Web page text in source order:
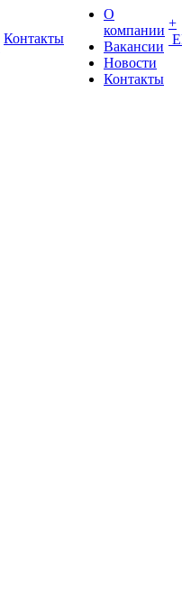
Контакты
О
компании
Вакансии
Новости
Контакты
+